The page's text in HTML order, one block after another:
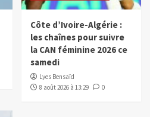
Côte d’Ivoire-Algérie :
les chaînes pour suivre
la CAN féminine 2026 ce
samedi
Lyes Bensaïd
8 août 2026 à 13:29
0